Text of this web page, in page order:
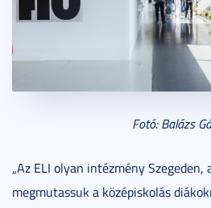
Fotó: Balázs
„Az ELI olyan intézmény
megmutassuk a középiskolás